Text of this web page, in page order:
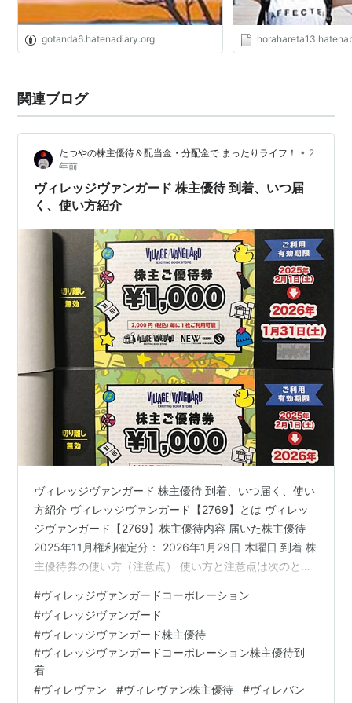
gotanda6.hatenadiary.org
関連ブログ
たつやの株主優待＆配当金・分配金で まったりライフ！ • 2
年前
ヴィレッジヴァンガード 株主優待 到着、いつ届
く、使い方紹介
ヴィレッジヴァンガード 株主優待 到着、いつ届く、使い
方紹介 ヴィレッジヴァンガード【2769】とは ヴィレッ
ジヴァンガード【2769】株主優待内容 届いた株主優待
2025年11月権利確定分： 2026年1月29日 木曜日 到着 株
主優待券の使い方（注意点） 使い方と注意点は次のとお
年2月3日 月曜日 到着 2023年11月権利確定分： 2024年2
月1日 木曜日 到着 2022年11月権利確定分：2023年2月1
日 水曜日 到着 2021年11月権利確定分：到着日 2022年1
月31日 月曜日 最後に ヴィレッジヴァンガード …
#ヴィレッジヴァンガードコーポレーション
#ヴィレッジヴァンガード
#ヴィレッジヴァンガード株主優待
#ヴィレッジヴァンガードコーポレーション株主優待到
着
#ヴィレヴァン #ヴィレヴァン株主優待 #ヴィレバン